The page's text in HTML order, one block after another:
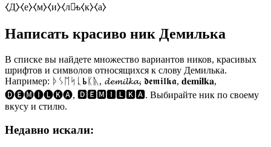
⧼Д⧽⧼е⧽⧼м⧽⧼и⧽⧼л⧽̷ь⧼к⧽⧼а⧽
Написать красиво ник Демилька
В списке вы найдете множество вариантов ников, красивых
шрифтов и символов относящихся к слову Демилька.
Например: ᚦᛊᛖᛋᚳⰓᛕᚣ, 𝓭𝓮𝓶𝓲𝓵𝓴𝓪, 𝖉𝖊𝖒𝖎𝖑𝖐𝖆, 𝐝𝐞𝐦𝐢𝐥𝐤𝐚,
🅓🅔🅜🅘🅛🅚🅐, 🅳🅴🅼🅸🅻🅺🅰. Выбирайте ник по своему
вкусу и стилю.
Недавно искали: